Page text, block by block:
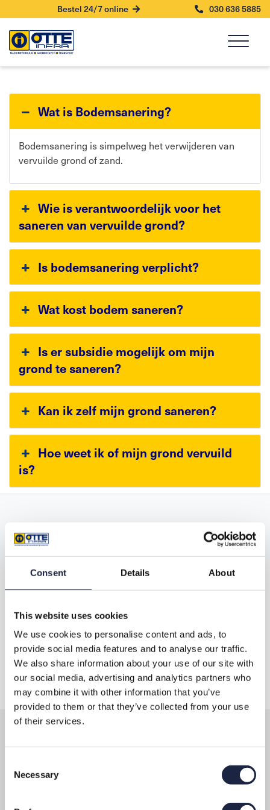
Consent Details About
This website uses cookies
We use cookies to personalise content and ads, to
provide social media features and to analyse our traffic.
We also share information about your use of our site with
our social media, advertising and analytics partners who
may combine it with other information that you’ve
provided to them or that they’ve collected from your use
of their services.
Selection
Necessary
Bestel 24/7 online 030 636 5885
Wat is Bodemsanering?
Bodemsanering is simpelweg het verwijderen van
vervuilde grond of zand.
Wie is verantwoordelijk voor het
saneren van vervuilde grond?
Is bodemsanering verplicht?
Wat kost bodem saneren?
Is er subsidie mogelijk om mijn
grond te saneren?
Kan ik zelf mijn grond saneren?
Hoe weet ik of mijn grond vervuild
is?
Alle producten in onze webshop kunnen
zowel los gestort als in BigBag’s geleverd
Al onze producten kunnen direct uit voorraad worden
wij het waarschijnlijk wel leveren, neem hiervoor contact met
Odijk of door ons bij u thuisbezorgd worden.
Naar de webshop Ritprijs berekenen